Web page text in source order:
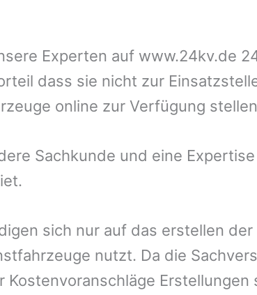
Experten auf www.24kv.de
dass sie nicht zur
online zur Verfügung
Sachkunde und eine
sich nur auf das erstellen
nutzt. Da die
Erstellungen